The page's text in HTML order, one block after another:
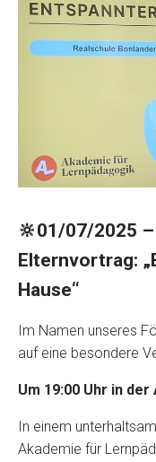
🔆01/07/2025
Elternvortrag:
Hause“
Im Namen unseres
auf eine besondere
Um 19:00 Uhr in
In einem
Akademie für